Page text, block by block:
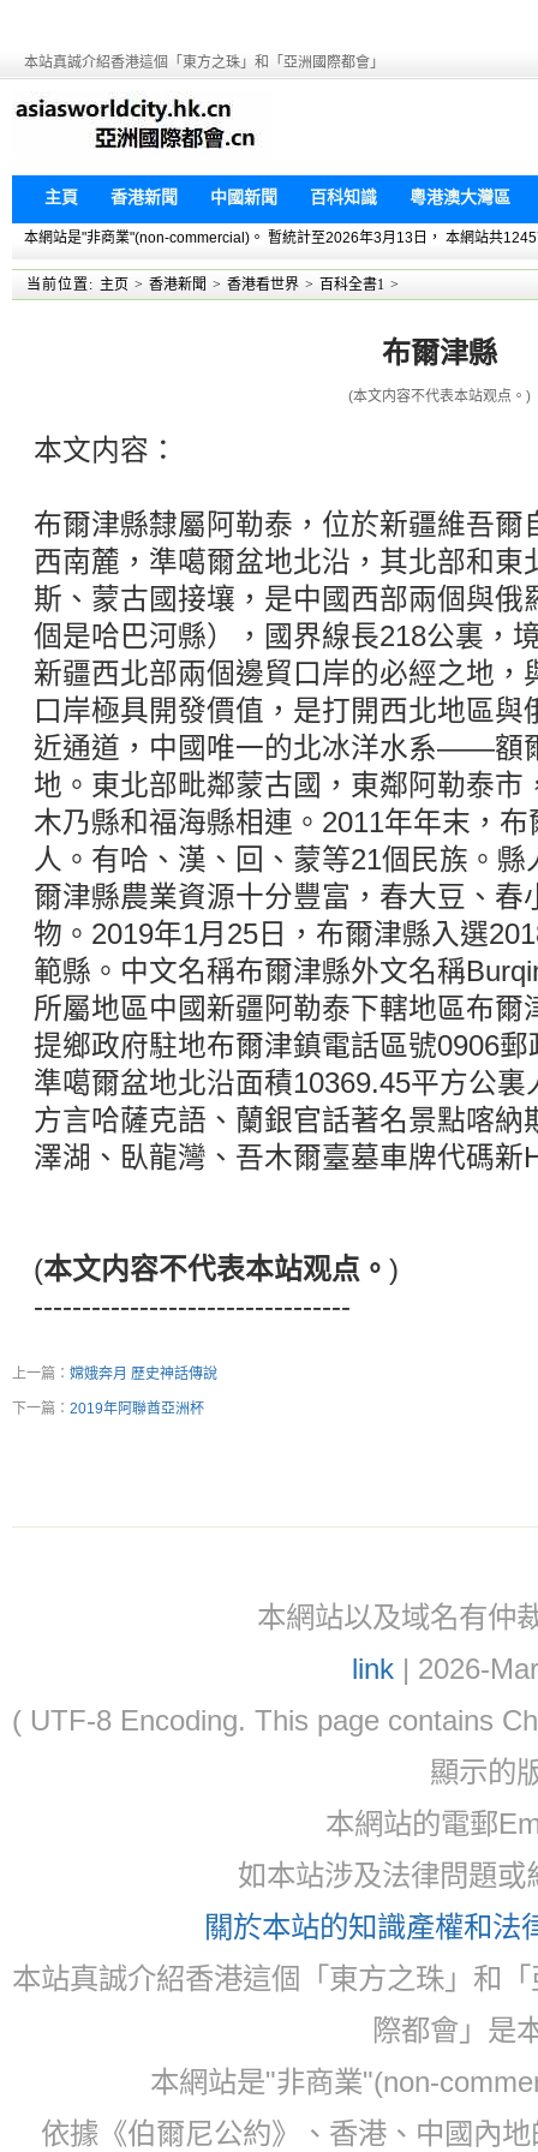
本站真誠介紹香港這個「東方之珠」和「亞洲國際都會」
主頁 香港新聞 中國新聞 百科知識 粵港澳大灣區
本網站是"非商業"(non-commercial)。 暫統計至2026年3月13日， 本網站共
当前位置: 主页 > 香港新聞 > 香港看世界 > 百科全書1 >
布爾津縣
(本文内容不代表本站观点。)
本文内容：
布爾津縣隸屬阿勒泰，位於新疆維吾爾
西南麓，準噶爾盆地北沿，其北部和東
斯、蒙古國接壤，是中國西部兩個與俄
個是哈巴河縣），國界線長218公裏，
新疆西北部兩個邊貿口岸的必經之地，
口岸極具開發價值，是打開西北地區與
近通道，中國唯一的北冰洋水系——額
地。東北部毗鄰蒙古國，東鄰阿勒泰市
木乃縣和福海縣相連。2011年年末，
人。有哈、漢、回、蒙等21個民族。
爾津縣農業資源十分豐富，春大豆、春
物。2019年1月25日，布爾津縣入選
範縣。中文名稱布爾津縣外文名稱
所屬地區中國新疆阿勒泰下轄地區布爾
提鄉政府駐地布爾津鎮電話區號0906
準噶爾盆地北沿面積10369.45平方公
方言哈薩克語、蘭銀官話著名景點喀納
澤湖、臥龍灣、吾木爾臺墓車牌代碼新
(本文内容不代表本站观点。 )
---------------------------------
上一篇： 嫦娥奔月 歷史神話傳說
下一篇： 2019年阿聯酋亞洲杯
本網站以及域名有仲
link| 2026-
( UTF-8 Encoding. This page contains
顯示的
本網站的電郵
如本站涉及法律問題
關於本站的知識產權和法
本站真誠介紹香港這個「東方之珠」和
際都會」是
本網站是"非商業"(non-
依據《伯爾尼公約》、香港、中國內